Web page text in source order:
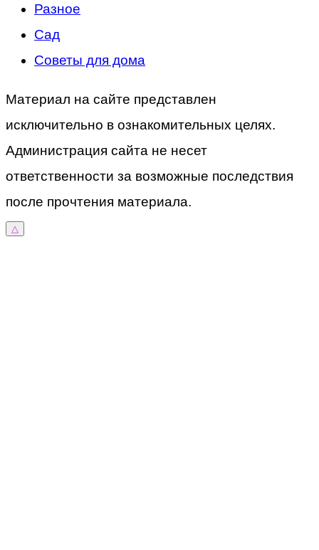
Разное
Сад
Советы для дома
Материал на сайте представлен
исключительно в ознакомительных целях.
Администрация сайта не несет
ответственности за возможные последствия
после прочтения материала.